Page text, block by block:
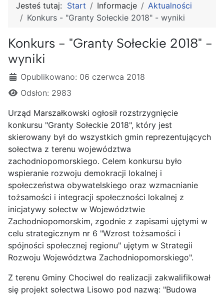
Jesteś tutaj: Start Informacje
Aktualności
Konkurs - "Granty Sołeckie 2018" - wyniki
Konkurs - "Granty Sołeckie 2018" -
wyniki
Szczegóły
Opublikowano: 06 czerwca 2018
Odsłon: 2983
Urząd Marszałkowski ogłosił rozstrzygnięcie
konkursu "Granty Sołeckie 2018", który jest
skierowany był do wszystkich gmin reprezentujących
sołectwa z terenu województwa
zachodniopomorskiego. Celem konkursu było
wspieranie rozwoju demokracji lokalnej i
społeczeństwa obywatelskiego oraz wzmacnianie
tożsamości i integracji społeczności lokalnej z
inicjatywy sołectw w Województwie
Zachodniopomorskim, zgodnie z zapisami ujętymi w
celu strategicznym nr 6 "Wzrost tożsamości i
spójności społecznej regionu" ujętym w Strategii
Rozwoju Województwa Zachodniopomorskiego".
Z terenu Gminy Chociwel do realizacji zakwalifikował
się projekt sołectwa Lisowo pod nazwą: "Budowa